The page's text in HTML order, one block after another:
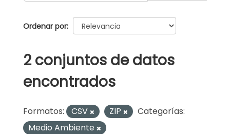
Ordenar por
2 conjuntos de datos
encontrados
Formatos: CSV ZIP
Categorías:
Medio Ambiente